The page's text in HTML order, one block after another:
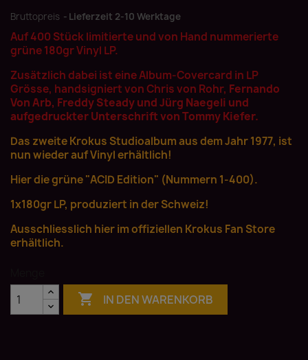
Bruttopreis Lieferzeit 2-10 Werktage
Auf 400 Stück limitierte und von Hand nummerierte
grüne 180gr Vinyl LP.
Zusätzlich dabei ist eine Album-Covercard in LP
Grösse, handsigniert von Chris von Rohr, Fernando
Von Arb, Freddy Steady und Jürg Naegeli und
aufgedruckter Unterschrift von Tommy Kiefer.
Das zweite Krokus Studioalbum aus dem Jahr 1977, ist
nun wieder auf Vinyl erhältlich!
Hier die grüne "ACID Edition" (Nummern 1-400).
1x180gr LP, produziert in der Schweiz!
Ausschliesslich hier im offiziellen Krokus Fan Store
erhältlich.
 IN DEN WARENKORB